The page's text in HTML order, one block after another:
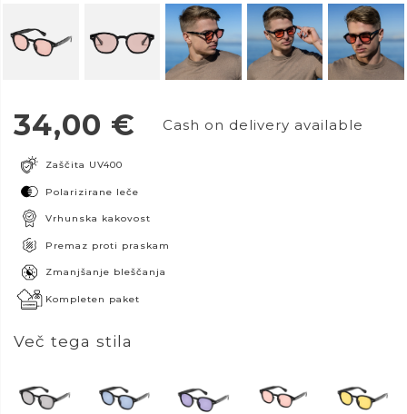
34,00 € Cash on delivery available
Zaščita UV400
Polarizirane leče
Vrhunska kakovost
Premaz proti praskam
Zmanjšanje bleščanja
Kompleten paket
Več tega stila